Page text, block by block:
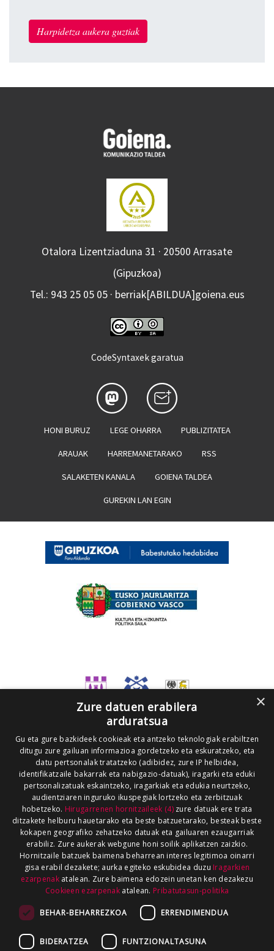
Harpidetza aukera guztiak
Otalora Lizentziaduna 31 · 20500 Arrasate
(Gipuzkoa)
Tel.: 943 25 05 05 · berriak[ABILDUA]goiena.eus
CodeSyntaxek garatua
HONI BURUZ LEGE OHARRA PUBLIZITATEA
ARAUAK HARREMANETARAKO RSS
SALAKETEN KANALA GOIENA TALDEA
GUREKIN LAN EGIN
×
Zure datuen erabilera
arduratsua
Gu eta gure bazkideek cookieak eta antzeko teknologiak erabiltzen
ditugu zure gailuan informazioa gordetzeko eta eskuratzeko, eta
datu pertsonalak tratatzeko (adibidez, zure IP helbidea,
identifikatzaile bakarrak eta nabigazio-datuak), iragarki eta eduki
pertsonalizatuak eskaintzeko, iragarkiak eta edukia neurtzeko,
audientziaren inguruko ikuspegiak lortzeko eta zerbitzuak
hobetzeko. Hirugarrenen hornitzaileek (4)zure datuak ere trata
ditzakete helburu hauetarako eta beste batzuetarako, besteak beste
kokapen geografiko zehatzeko datuak eta gailuaren ezaugarriak
erabiliz. Zure aukerak webgune honi soilik aplikatzen zaizkio.
Hornitzaile batzuek baimena beharrean interes legitimoa oinarri
gisa erabil dezakete; aurka egiteko eskubidea duzu Iragarkien
ezarpenakatalean. Zure baimena edozein unetan ken dezakezu
Cookieen ezarpenak atalean. Pribatutasun-politika
BEHAR-BEHARREZKOA ERRENDIMENDUA
BIDERATZEA FUNTZIONALTASUNA